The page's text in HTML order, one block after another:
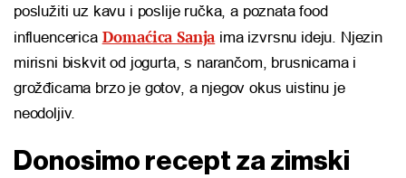
poslužiti uz kavu i poslije ručka, a poznata food
influencerica Domaćica Sanjaima izvrsnu ideju. Njezin
mirisni biskvit od jogurta, s narančom, brusnicama i
grožđicama brzo je gotov, a njegov okus uistinu je
neodoljiv.
Donosimo recept za zimski